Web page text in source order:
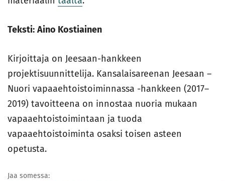
Teksti: Aino Kostiainen
Kirjoittaja on Jeesaan-hankkeen
projektisuunnittelija. Kansalaisareenan Jeesaan –
Nuori vapaaehtoistoiminnassa -hankkeen (2017–
2019) tavoitteena on innostaa nuoria mukaan
vapaaehtoistoimintaan ja tuoda
vapaaehtoistoiminta osaksi toisen asteen
opetusta.
Jaa somessa: